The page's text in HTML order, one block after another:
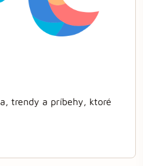
trendy a príbehy, ktoré